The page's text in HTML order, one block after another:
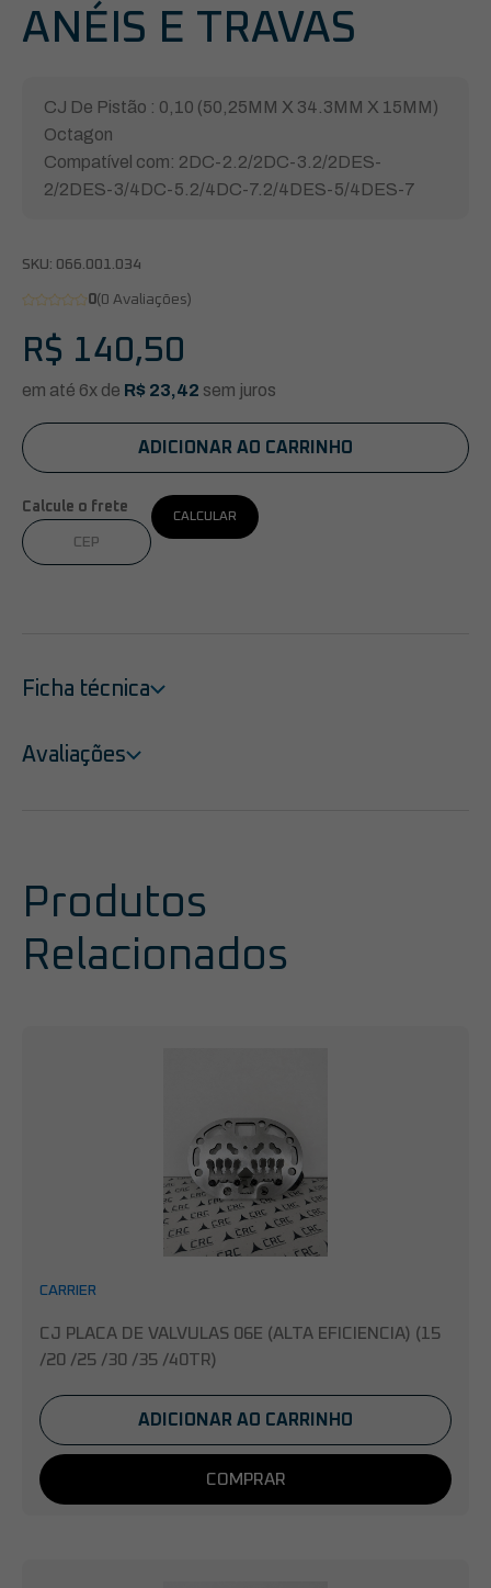
ANÉIS E TRAVAS
CJ De Pistão : 0,10 (50,25MM X 34.3MM X 15MM)
Octagon
Compatível com: 2DC-2.2/2DC-3.2/2DES-
2/2DES-3/4DC-5.2/4DC-7.2/4DES-5/4DES-7
SKU: 066.001.034
0(0 Avaliações)
R$ 140,50
em até 6x de R$ 23,42 sem juros
ADICIONAR AO CARRINHO
Calcule o frete
CALCULAR
Ficha técnica
Avaliações
Produtos
Relacionados
CARRIER
CJ PLACA DE VALVULAS 06E (ALTA EFICIENCIA) (15
/20 /25 /30 /35 /40TR)
ADICIONAR AO CARRINHO
COMPRAR